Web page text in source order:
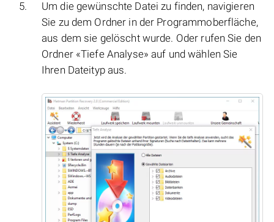
Um die gewünschte Datei zu finden, navigieren
Sie zu dem Ordner in der Programmoberfläche,
aus dem sie gelöscht wurde. Oder rufen Sie den
Ordner «Tiefe Analyse» auf und wählen Sie
Ihren Dateityp aus.